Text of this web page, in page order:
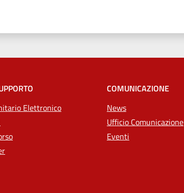
Elettronico
COMUNICAZIONE
News
Ufficio Comunicazione
Eventi